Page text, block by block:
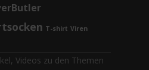
T-shirt Viren
Videos zu den Themen